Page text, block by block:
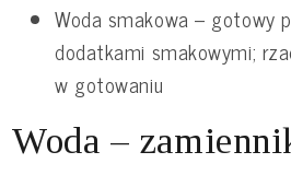
Woda smakowa – gotowy
dodatkami smakowymi;
w gotowaniu
Woda –